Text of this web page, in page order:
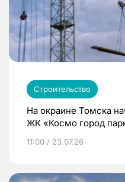
Строительство
На окраине Томска
ЖК «Космо город
11:00 / 23.07.26